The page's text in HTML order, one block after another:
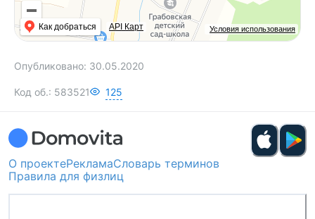
Условия использования
Как добраться API Карт
Опубликовано: 30.05.2020
Код об.: 583521 125
О проектеРекламаСловарь терминов
Правила для физлиц